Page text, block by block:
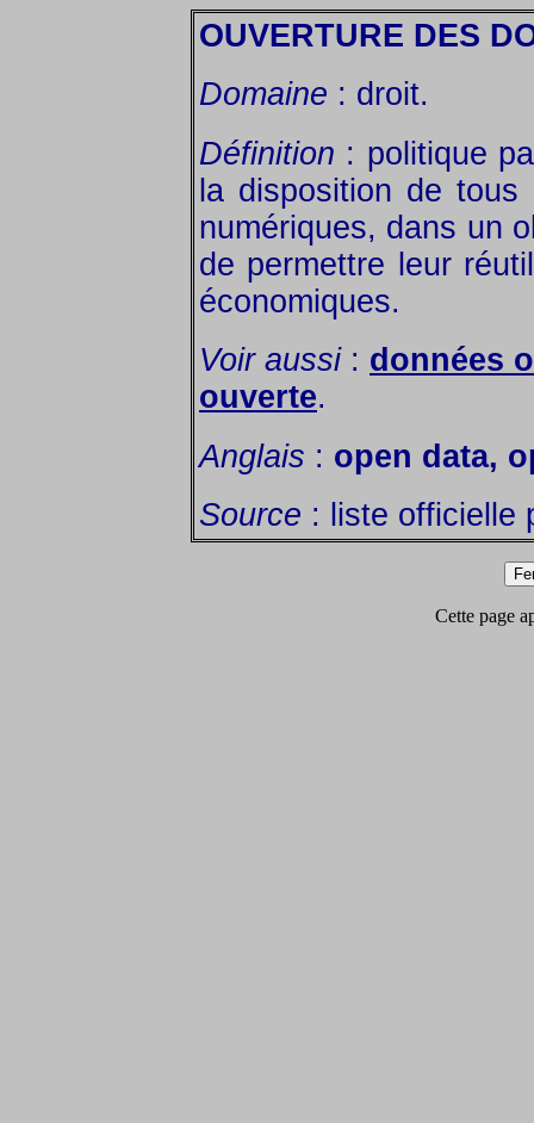
OUVERTURE DES
Domaine : droit.
Définition : politique
la disposition de
numériques, dans un
de permettre leur
économiques.
Voir aussi: données
ouverte.
Anglais : open data,
Source : liste officielle
Cette page